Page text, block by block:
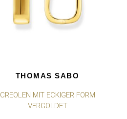
THOMAS SABO
CREOLEN MIT ECKIGER FORM
VERGOLDET